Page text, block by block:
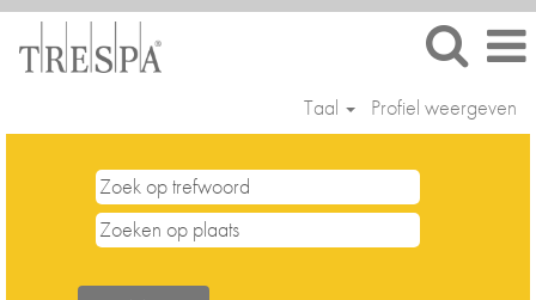
Taal Profiel weergeven
(Finance,
Procurement)